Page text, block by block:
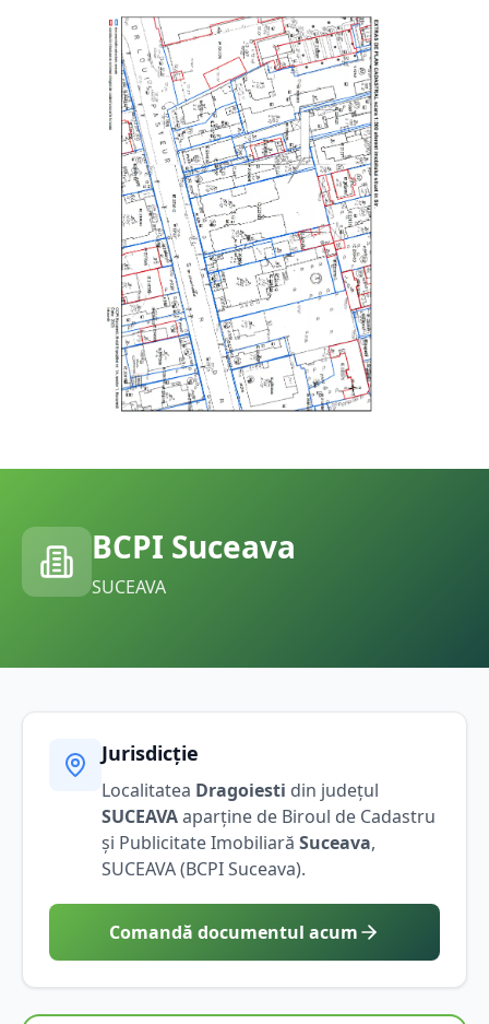
BCPI Suceava
SUCEAVA
Jurisdicție
Localitatea Dragoiesti din județul
SUCEAVAaparține de Biroul de Cadastru
și Publicitate Imobiliară Suceava,
SUCEAVA(BCPISuceava).
Comandă documentul acum